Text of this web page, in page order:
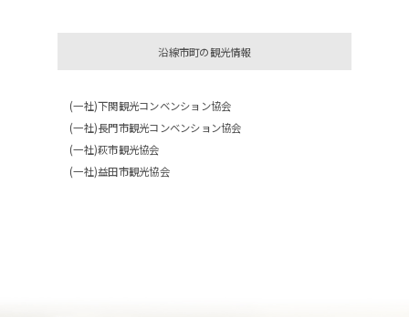
沿線市町の観光情報
(一社)下関観光コンベンション協会
(一社)長門市観光コンベンション協会
(一社)萩市観光協会
(一社)益田市観光協会